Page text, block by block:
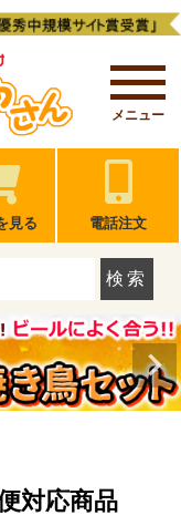
メニュー
見る 電話注文
検索
対応商品